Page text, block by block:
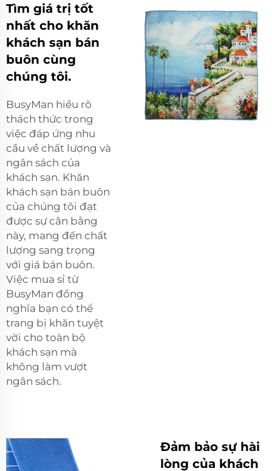
Tìm giá trị tốt
nhất cho khăn
khách sạn bán
buôn cùng
chúng tôi.
BusyMan hiểu rõ
thách thức trong
việc đáp ứng nhu
cầu về chất lượng và
ngân sách của
khách sạn. Khăn
khách sạn bán buôn
của chúng tôi đạt
được sự cân bằng
này, mang đến chất
lượng sang trọng
với giá bán buôn.
Việc mua sỉ từ
BusyMan đồng
nghĩa bạn có thể
trang bị khăn tuyệt
vời cho toàn bộ
khách sạn mà
không làm vượt
ngân sách.
Đảm bảo sự hài
lòng của khách